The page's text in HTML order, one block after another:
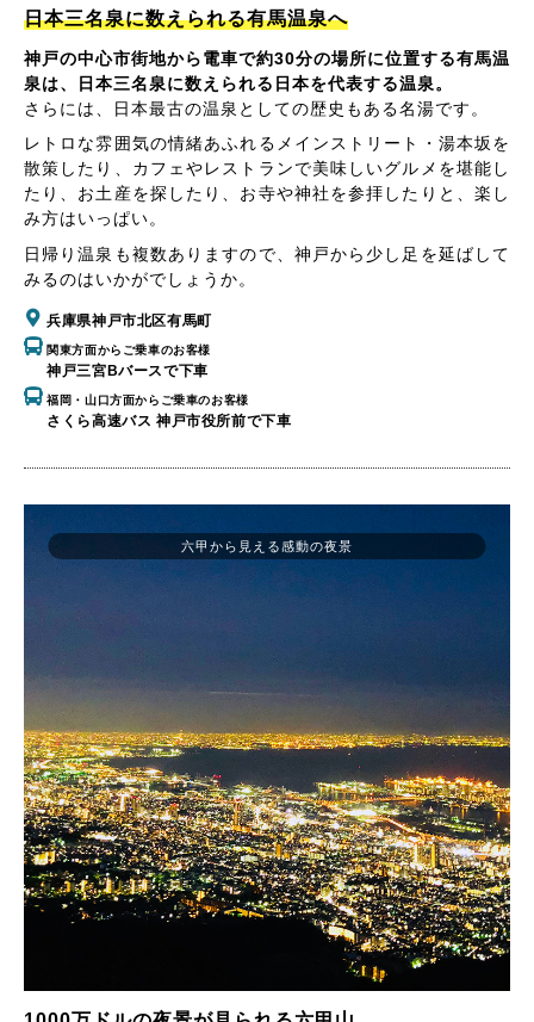
日本三名泉に数えられる有馬温泉へ
神戸の中心市街地から電車で約30分の場所に位置する有馬温
泉は、日本三名泉に数えられる日本を代表する温泉。
さらには、日本最古の温泉としての歴史もある名湯です。
レトロな雰囲気の情緒あふれるメインストリート・湯本坂を
散策したり、カフェやレストランで美味しいグルメを堪能し
たり、お土産を探したり、お寺や神社を参拝したりと、楽し
み方はいっぱい。
日帰り温泉も複数ありますので、神戸から少し足を延ばして
みるのはいかがでしょうか。
兵庫県神戸市北区有馬町
関東方面からご乗車のお客様
神戸三宮Bバースで下車
福岡・山口方面からご乗車のお客様
さくら高速バス 神戸市役所前で下車
六甲から見える感動の夜景